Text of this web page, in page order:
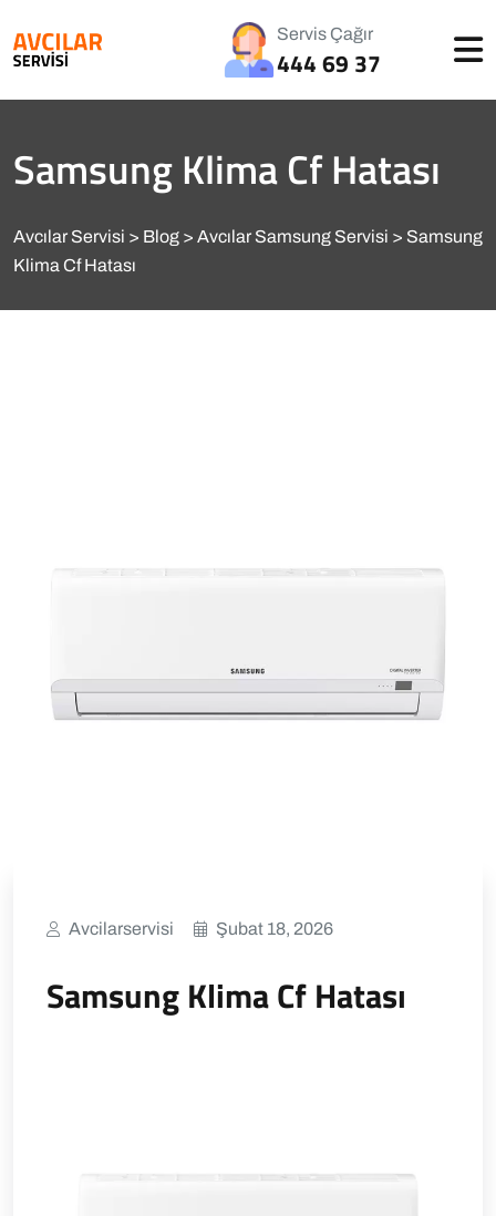
Servis Çağır
444 69 37
Samsung Klima Cf Hatası
Avcılar Servisi Blog Avcılar Samsung Servisi
Samsung
Klima Cf Hatası
Avcilarservisi Şubat 18, 2026
Samsung Klima Cf Hatası